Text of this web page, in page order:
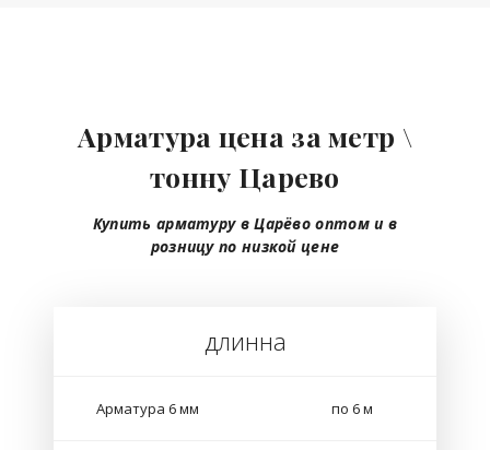
Арматура цена за метр \
тонну Царево
Купить арматуру в Царёвооптоми в
розницупо низкой цене
длинна
Арматура 6 мм по 6 м